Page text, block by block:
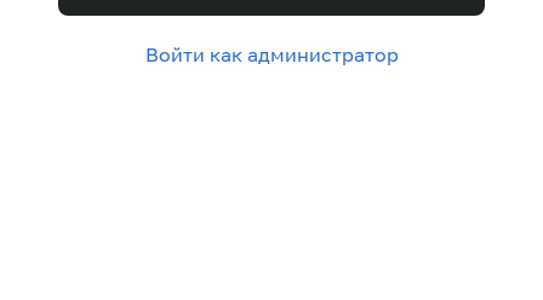
Войти как администратор